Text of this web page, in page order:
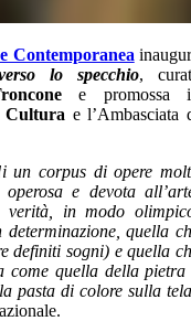
Contemporanea
lo specchio,
e promossa
e l’Ambasciata
un corpus di opere
e devota
verità, in modo
quella
definiti sogni) e quella
come quella della pietra
pasta di colore sulla tela